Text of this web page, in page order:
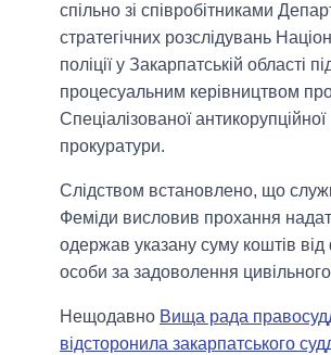
спільно зі співробітниками
стратегічних розслідувань
поліції у Закарпатській області
процесуальним керівництвом
Спеціалізованої антикорупційної
прокуратури.
Слідством встановлено, що
Феміди висловив прохання
одержав указану суму коштів від
особи за задоволення
Нещодавно Вища рада
відсторонила закарпатського